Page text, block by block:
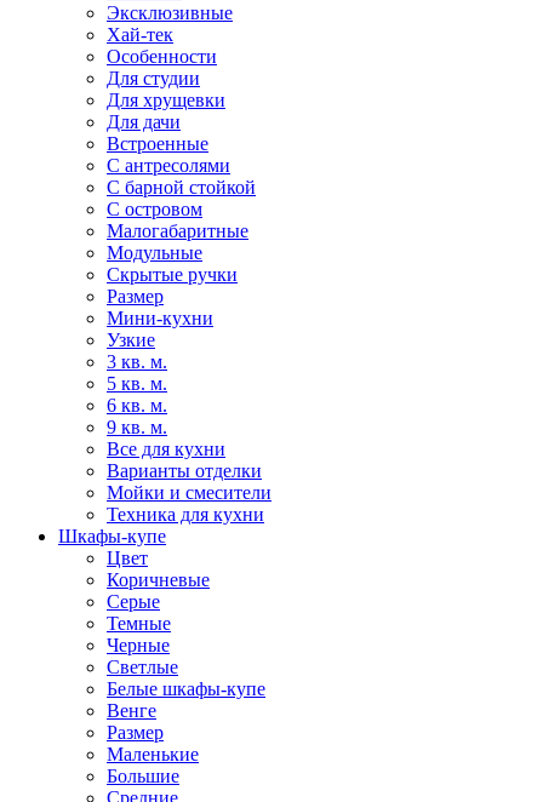
Эксклюзивные
Хай-тек
Особенности
Для студии
Для хрущевки
Для дачи
Встроенные
С антресолями
С барной стойкой
С островом
Малогабаритные
Модульные
Скрытые ручки
Размер
Мини-кухни
Узкие
3 кв. м.
5 кв. м.
6 кв. м.
9 кв. м.
Все для кухни
Варианты отделки
Мойки и смесители
Техника для кухни
Шкафы-купе
Цвет
Коричневые
Серые
Темные
Черные
Светлые
Белые шкафы-купе
Венге
Размер
Маленькие
Большие
Средние